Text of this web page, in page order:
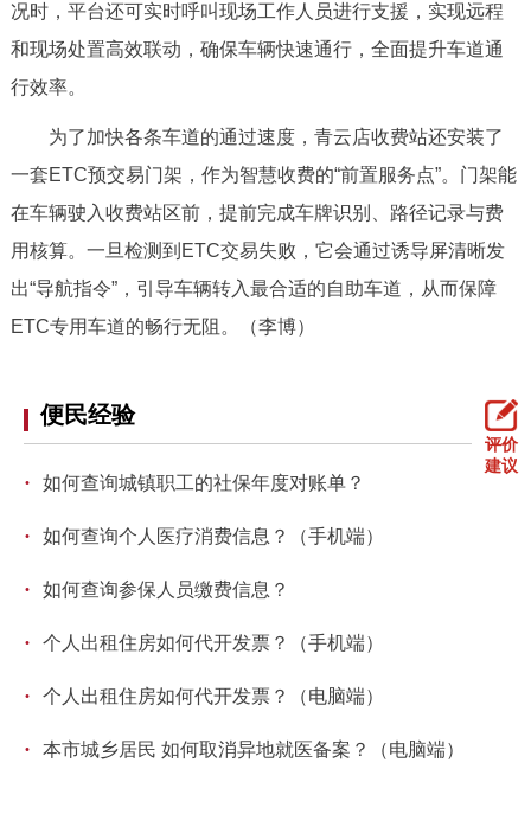
况时，平台还可实时呼叫现场工作人员进行支援，实现远程
和现场处置高效联动，确保车辆快速通行，全面提升车道通
行效率。
为了加快各条车道的通过速度，青云店收费站还安装了
一套ETC预交易门架，作为智慧收费的“前置服务点”。门架能
在车辆驶入收费站区前，提前完成车牌识别、路径记录与费
用核算。一旦检测到ETC交易失败，它会通过诱导屏清晰发
出“导航指令”，引导车辆转入最合适的自助车道，从而保障
ETC专用车道的畅行无阻。（李博）
便民经验
· 如何查询城镇职工的社保年度对账单？
· 如何查询个人医疗消费信息？（手机端）
· 如何查询参保人员缴费信息？
· 个人出租住房如何代开发票？（手机端）
· 个人出租住房如何代开发票？（电脑端）
· 本市城乡居民 如何取消异地就医备案？（电脑端）
评价
建议